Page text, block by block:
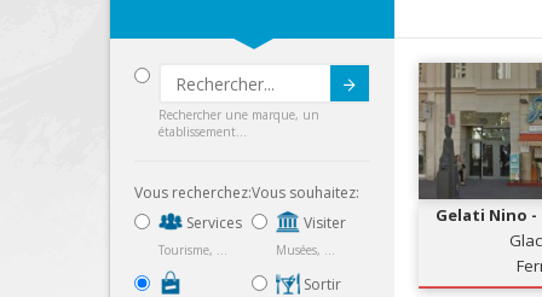
Submit
Rechercher une marque, un
établissement...
Vous recherchez:
Services
Tourisme, ...
Vous souhaitez:
Visiter
Musées, ...
Sortir
Gelati Nino -